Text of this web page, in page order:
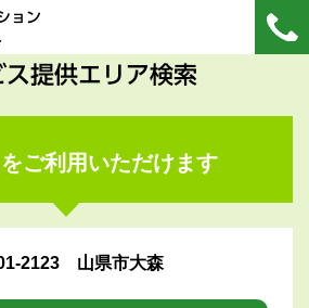
ョン
ス提供エリア検索
ご利用いただけます
2123 山県市大森